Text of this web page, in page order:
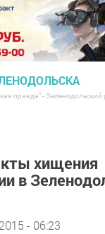
правда" - Зеленодольский
хищения
в
- 06:23